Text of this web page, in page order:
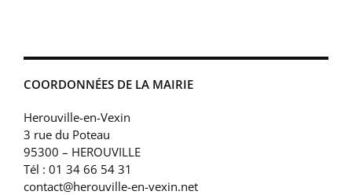
COORDONNÉES DE LA MAIRIE
Herouville-en-Vexin
3 rue du Poteau
95300 – HEROUVILLE
Tél : 01 34 66 54 31
contact@herouville-en-vexin.net